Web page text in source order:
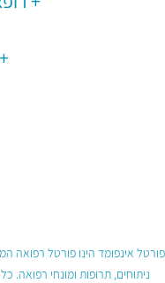
פורטל אינפומד הינו פורטל רפואה
ניתוחים, תרופות ומונחי רפואה.